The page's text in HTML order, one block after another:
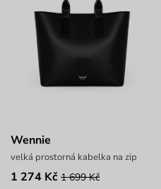
Wennie
velká prostorná kabelka na zip
1 274 Kč 1 699 Kč